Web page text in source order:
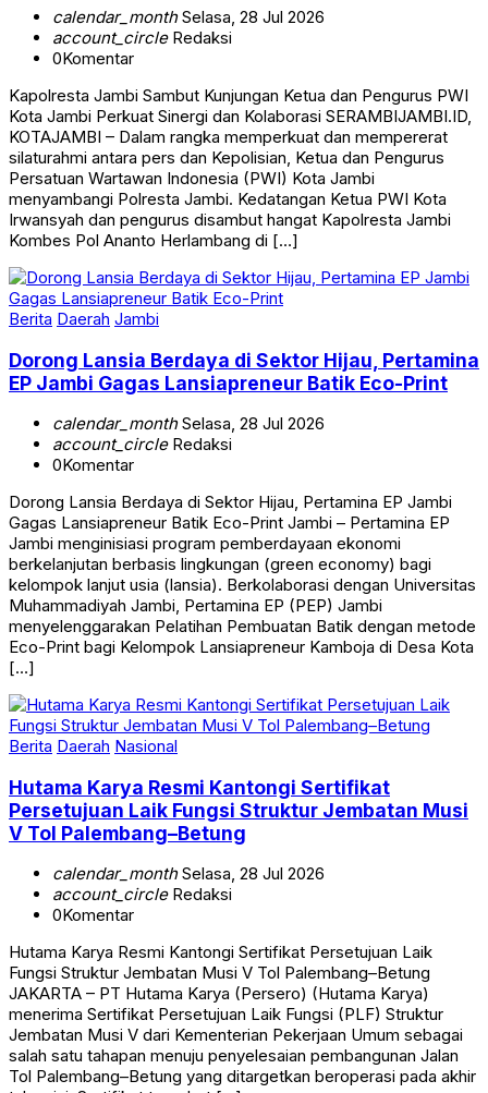
account_circleRedaksi
0Komentar
Kota Jambi Perkuat Sinergi dan Kolaborasi SERAMBIJAMBI.ID,
KOTAJAMBI – Dalam rangka memperkuat dan mempererat
silaturahmi antara pers dan Kepolisian, Ketua dan Pengurus
Persatuan Wartawan Indonesia (PWI) Kota Jambi
menyambangi Polresta Jambi. Kedatangan Ketua PWI Kota
Irwansyah dan pengurus disambut hangat Kapolresta Jambi
Kombes Pol Ananto Herlambang di […]
Berita Daerah Jambi
EP Jambi Gagas Lansiapreneur Batik Eco-Print
account_circleRedaksi
0Komentar
Gagas Lansiapreneur Batik Eco-Print Jambi – Pertamina EP
Jambi menginisiasi program pemberdayaan ekonomi
berkelanjutan berbasis lingkungan (green economy) bagi
kelompok lanjut usia (lansia). Berkolaborasi dengan Universitas
Muhammadiyah Jambi, Pertamina EP (PEP) Jambi
menyelenggarakan Pelatihan Pembuatan Batik dengan metode
Eco-Print bagi Kelompok Lansiapreneur Kamboja di Desa Kota
[…]
Berita Daerah Nasional
Persetujuan Laik Fungsi Struktur Jembatan Musi
V Tol Palembang–Betung
account_circleRedaksi
0Komentar
Fungsi Struktur Jembatan Musi V Tol Palembang–Betung
JAKARTA – PT Hutama Karya (Persero) (Hutama Karya)
menerima Sertifikat Persetujuan Laik Fungsi (PLF) Struktur
Jembatan Musi V dari Kementerian Pekerjaan Umum sebagai
salah satu tahapan menuju penyelesaian pembangunan Jalan
Tol Palembang–Betung yang ditargetkan beroperasi pada akhir
tahun ini. Sertifikat tersebut […]